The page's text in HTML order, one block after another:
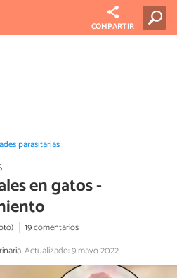
COMPARTIR
parasitarias
en gatos -
19 comentarios
Actualizado: 9 mayo 2022